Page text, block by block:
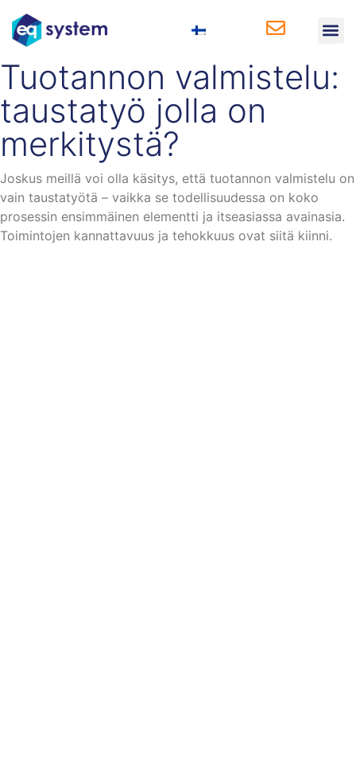
Tuotannon valmistelu:
taustatyö jolla on
merkitystä?
Joskus meillä voi olla käsitys, että tuotannon valmistelu on
vain taustatyötä – vaikka se todellisuudessa on koko
prosessin ensimmäinen elementti ja itseasiassa avainasia.
Toimintojen kannattavuus ja tehokkuus ovat siitä kiinni.